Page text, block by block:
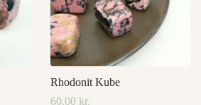
Rhodonit Kube
60,00 kr.